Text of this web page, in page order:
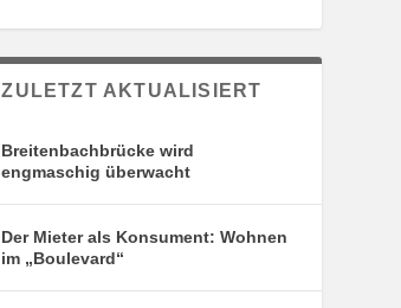
ZULETZT AKTUALISIERT
Breitenbachbrücke wird
engmaschig überwacht
Der Mieter als Konsument: Wohnen
im „Boulevard“